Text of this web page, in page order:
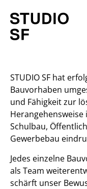
STUDIO SF hat
Bauvorhaben
und Fähigkeit zur
Schulbau,
Gewerbebau
Jedes einzelne
als Team
schärft unser